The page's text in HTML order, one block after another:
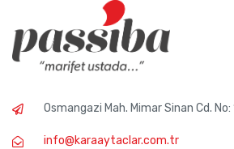
Osmangazi Mah. Mimar Sinan Cd. No:
info@karaaytaclar.com.tr